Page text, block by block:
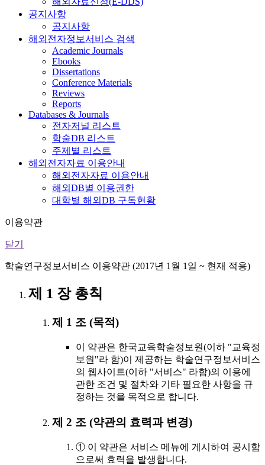
공지사항
공지사항
해외전자정보서비스 검색
Academic Journals
Ebooks
Dissertations
Conference Materials
Reviews
Reports
Databases & Journals
전자저널 리스트
학술DB 리스트
주제별 리스트
해외전자자료 이용안내
해외전자자료 이용안내
해외DB별 이용권한
대학별 해외DB 구독현황
이용약관
닫기
학술연구정보서비스 이용약관 (2017년 1월 1일 ~ 현재 적용)
제 1 장 총칙
제 1 조 (목적)
이 약관은 한국교육학술정보원(이하 "교육정
보원"라 함)이 제공하는 학술연구정보서비스
의 웹사이트(이하 "서비스" 라함)의 이용에
관한 조건 및 절차와 기타 필요한 사항을 규
정하는 것을 목적으로 합니다.
제 2 조 (약관의 효력과 변경)
① 이 약관은 서비스 메뉴에 게시하여 공시함
으로써 효력을 발생합니다.